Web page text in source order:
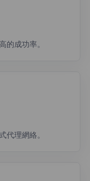
的成功率。
代理網絡。